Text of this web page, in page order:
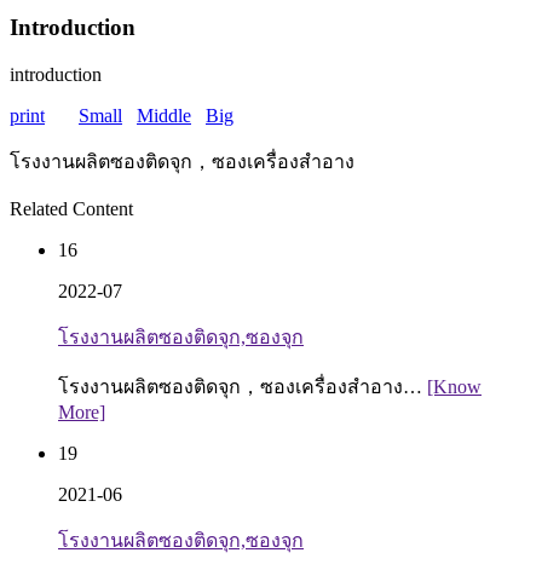
Introduction
introduction
print
Small Middle Big
โรงงานผลิตซองติดจุก，ซองเครื่องสำอาง
Related Content
16
2022-07
โรงงานผลิตซองติดจุก,ซองจุก
โรงงานผลิตซองติดจุก，ซองเครื่องสำอาง… [Know
More]
19
2021-06
โรงงานผลิตซองติดจุก,ซองจุก